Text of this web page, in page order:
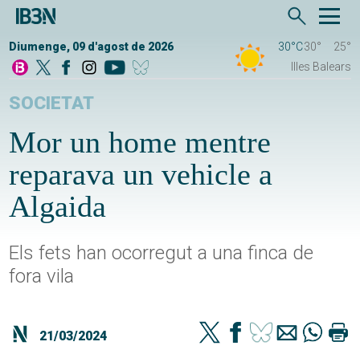
Diumenge, 09 d'agost de 2026 30°C30°
25°
Illes Balears
SOCIETAT
Mor un home mentre
reparava un vehicle a
Algaida
Els fets han ocorregut a una finca de
fora vila
21/03/2024